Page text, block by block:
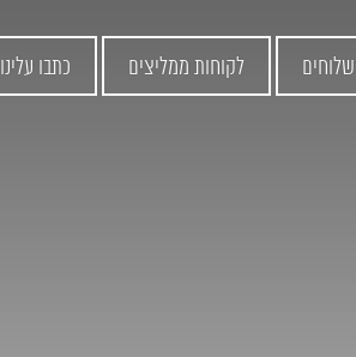
לקוחות ממליצים כתבו עלינו